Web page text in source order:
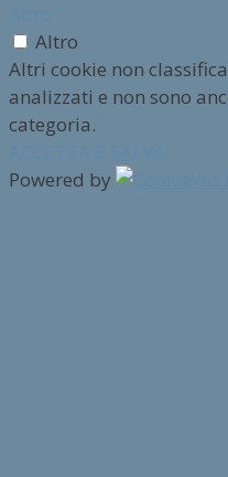
Altro
Altri cookie non
analizzati e non sono
categoria.
Powered by